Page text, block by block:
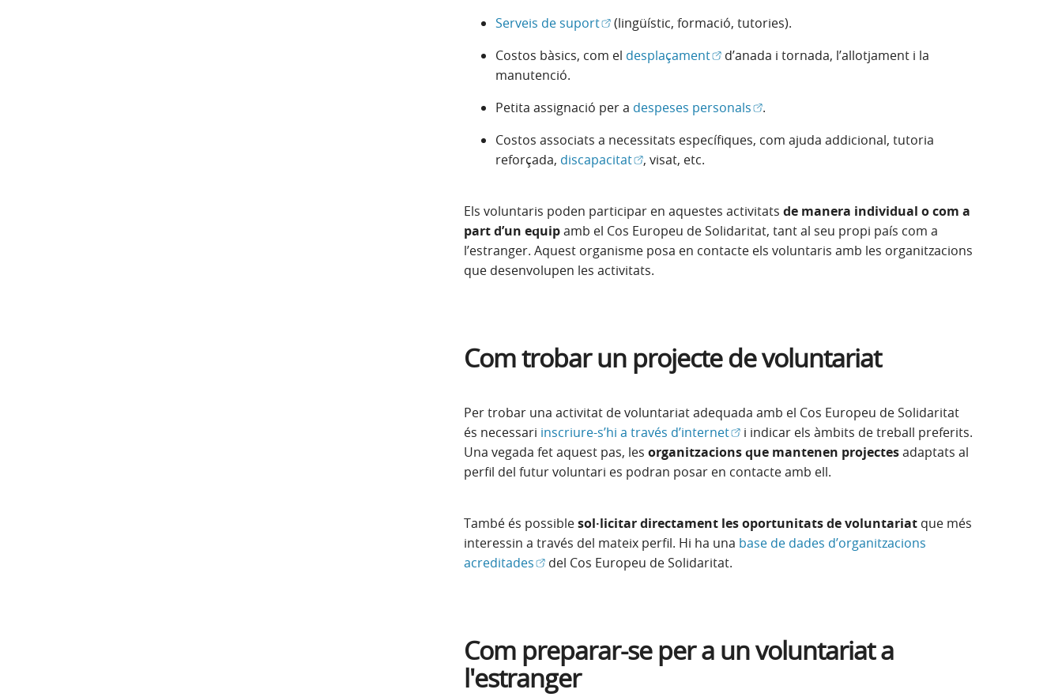
Serveis de suport(Obre en finestra nova)
(lingüístic, formació, tutories).
Costos bàsics, com el desplaçament(Obre en finestra nova)
d’anada i tornada, l’allotjament i la
manutenció.
Petita assignació per a despeses personals(Obre en finestra nova)
.
Costos associats a necessitats específiques, com ajuda addicional, tutoria
reforçada, discapacitat(Obre en finestra nova)
, visat, etc.
Els voluntaris poden participar en aquestes activitats de manera individual o com a
part d’un equipamb el Cos Europeu de Solidaritat, tant al seu propi país com a
l’estranger. Aquest organisme posa en contacte els voluntaris amb les organitzacions
que desenvolupen les activitats.
Com trobar un projecte de voluntariat
Per trobar una activitat de voluntariat adequada amb el Cos Europeu de Solidaritat
és necessari inscriure-s’hi a través d’internet(Obre en finestra nova)
i indicar els àmbits de treball preferits.
Una vegada fet aquest pas, les organitzacions que mantenen projectesadaptats al
perfil del futur voluntari es podran posar en contacte amb ell.
També és possiblesol·licitar directament les oportunitats de voluntariatque més
interessin a través del mateix perfil. Hi ha una base de dades d’organitzacions
acreditades(Obre en finestra nova)
del Cos Europeu de Solidaritat.
Com preparar-se per a un voluntariat a
l'estranger